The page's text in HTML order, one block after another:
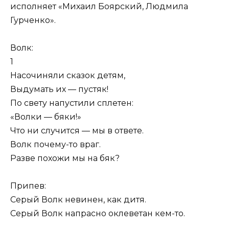
исполняет «Михаил Боярский, Людмила
Гурченко».
Волк:
1
Насочиняли сказок детям,
Выдумать их — пустяк!
По свету напустили сплетен:
«Волки — бяки!»
Что ни случится — мы в ответе.
Волк почему-то враг.
Разве похожи мы на бяк?
Припев:
Серый Волк невинен, как дитя.
Серый Волк напрасно оклеветан кем-то.